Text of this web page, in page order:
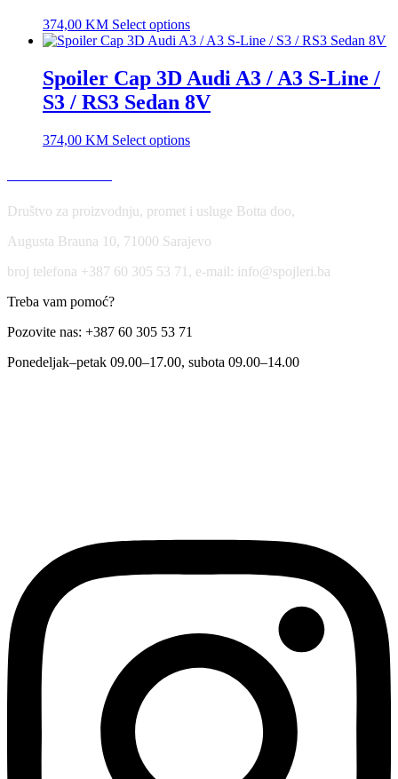
374,00 KM Select options
Spoiler Cap 3D Audi A3 / A3 S-Line /
S3 / RS3 Sedan 8V
374,00 KM Select options
Društvo za proizvodnju, promet i usluge Botta doo,
Augusta Brauna 10, 71000 Sarajevo
broj telefona +387 60 305 53 71, e-mail: info@spojleri.ba
Treba vam pomoć?
Pozovite nas: +387 60 305 53 71
Ponedeljak–petak 09.00–17.00, subota 09.00–14.00